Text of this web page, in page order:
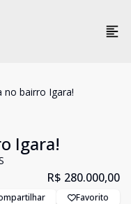
no bairro Igara!
Igara!
R$ 280.000,00
Favorito